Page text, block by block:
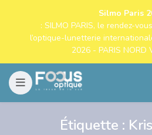
Silmo Paris
: SILMO PARIS, le rendez-
l’optique-lunetterie
2026 - PARIS NORD
Étiquette :